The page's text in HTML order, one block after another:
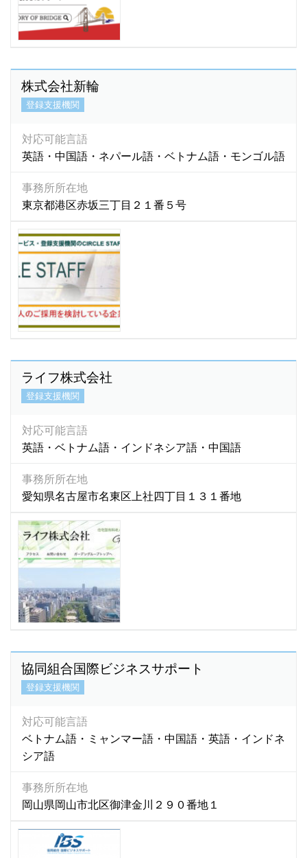
株式会社新輪
登録支援機関
対応可能言語
英語・中国語・ネパール語・ベトナム語・モンゴル語
事務所所在地
東京都港区赤坂三丁目２１番５号
ライフ株式会社
登録支援機関
対応可能言語
英語・ベトナム語・インドネシア語・中国語
事務所所在地
愛知県名古屋市名東区上社四丁目１３１番地
協同組合国際ビジネスサポート
登録支援機関
対応可能言語
ベトナム語・ミャンマー語・中国語・英語・インドネ
シア語
事務所所在地
岡山県岡山市北区御津金川２９０番地１